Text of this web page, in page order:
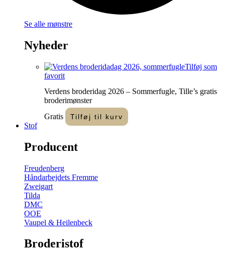
Se alle mønstre
Nyheder
Tilføj som
favorit
Verdens broderidag 2026 – Sommerfugle, Tille’s gratis
broderimønster
Gratis
Tilføj til kurv
Stof
Producent
Freudenberg
Håndarbejdets Fremme
Zweigart
Tilda
DMC
OOE
Vaupel & Heilenbeck
Broderistof